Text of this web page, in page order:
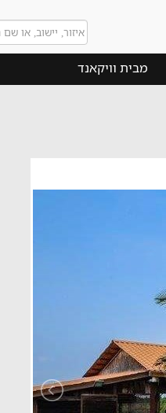
מבית וויקאנד